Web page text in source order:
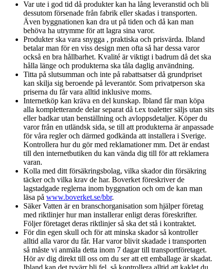
Var ute i god tid då produkter kan ha lång leveranstid och bli
dessutom försenade från fabrik eller skadas i transporten.
Även byggnationen kan dra ut på tiden och då kan man
behöva ha utrymme för att lagra sina varor.
Produkter ska vara snygga , praktiska och prisvärda. Ibland
betalar man för en viss design men ofta så har dessa varor
också en bra hållbarhet. Kvalité är viktigt i badrum då det ska
hålla länge och produkterna ska tåla daglig användning.
Titta på slutsumman och inte på rabattsatser då grundpriset
kan skilja sig beroende på leverantör. Som privatperson ska
priserna du får vara alltid inklusive moms.
Internetköp kan kräva en del kunskap. Ibland får man köpa
alla kompletterande delar separat då t.ex toaletter säljs utan sits
eller badkar utan benställning och avloppsdetaljer. Köper du
varor från en utländsk sida, se till att produkterna är anpassade
för våra regler och därmed godkända att installera i Sverige.
Kontrollera hur du gör med reklamationer mm. Det är endast
till den internetbutiken du kan vända dig till för att reklamera
varan.
Kolla med ditt försäkringsbolag, vilka skador din försäkring
täcker och vilka krav de har. Boverket föreskriver de
lagstadgade reglerna inom byggnation och om de kan man
läsa på www.boverket.se/bbr.
Säker Vatten är en branschorganisation som hjälper företag
med riktlinjer hur man installerar enligt deras föreskrifter.
Följer företaget deras riktlinjer så ska det stå i kontraktet.
För din egen skull och för att minska skador så kontroller
alltid alla varor du får. Har varor blivit skadade i transporten
så måste vi anmäla detta inom 7 dagar till transportföretaget.
Hör av dig direkt till oss om du ser att ett emballage är skadat.
Ibland kan det tyvärr bli fel, så kontrollera alltid att kaklet du